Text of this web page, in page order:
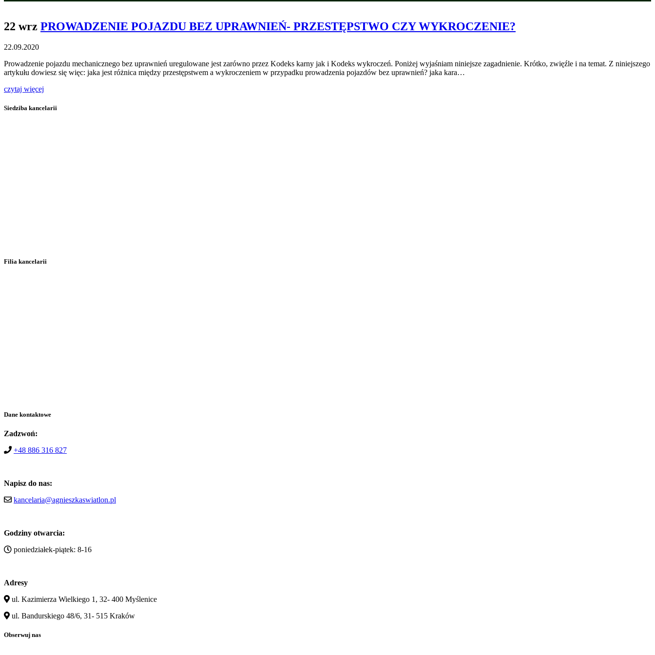
22 wrz PROWADZENIE POJAZDU BEZ UPRAWNIEŃ- PRZESTĘPSTWO CZY WYKROCZENIE?
22.09.2020
Prowadzenie pojazdu mechanicznego bez uprawnień uregulowane jest zarówno przez Kodeks karny jak i Kodeks wykroczeń. Poniżej wyjaśniam niniejsze zagadnienie. Krótko, zwięźle i na temat. Z niniejszego
artykułu dowiesz się więc: jaka jest różnica między przestępstwem a wykroczeniem w przypadku prowadzenia pojazdów bez uprawnień? jaka kara…
czytaj więcej
Siedziba kancelarii
Filia kancelarii
Dane kontaktowe
Zadzwoń:
+48 886 316 827
Napisz do nas:
kancelaria@agnieszkaswiatlon.pl
Godziny otwarcia:
poniedziałek-piątek: 8-16
Adresy
ul. Kazimierza Wielkiego 1, 32- 400 Myślenice
ul. Bandurskiego 48/6, 31- 515 Kraków
Obserwuj nas